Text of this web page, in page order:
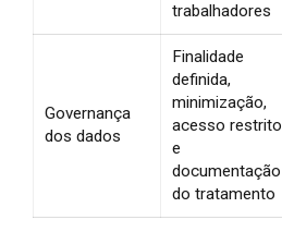
trabalhadores
Governança
dos dados
Finalidade
definida,
minimização,
acesso restrito
e
documentação
do tratamento